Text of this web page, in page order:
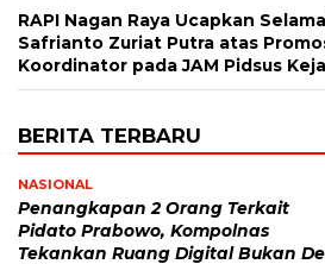
RAPI Nagan Raya Ucapkan
Safrianto Zuriat Putra atas
Koordinator pada JAM Pidsus
BERITA TERBARU
NASIONAL
Penangkapan 2 Orang Terkait
Pidato Prabowo, Kompolnas
Tekankan Ruang Digital Bukan